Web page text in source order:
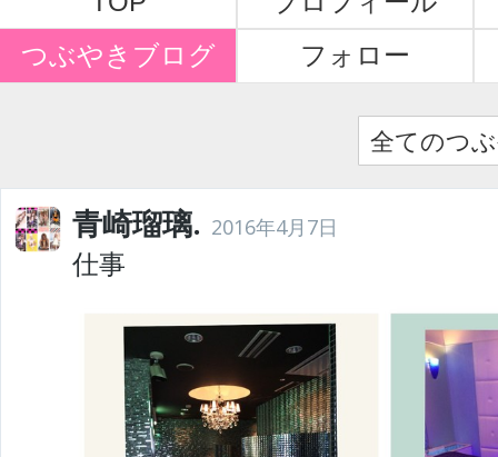
つぶやきブログ
フォロー
全てのつ
青崎瑠璃. 2016年4月7日
仕事